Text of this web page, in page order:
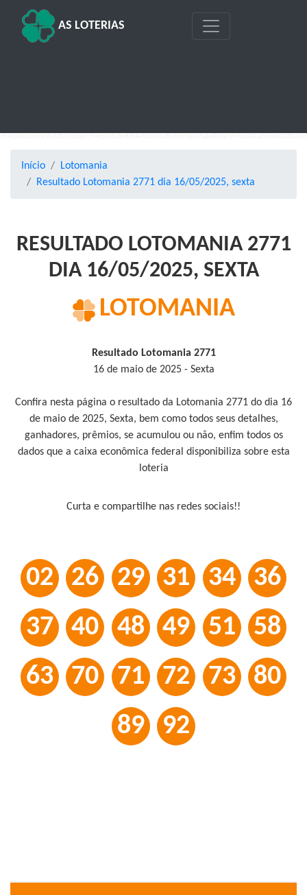
AS LOTERIAS
Início
Lotomania
Resultado Lotomania 2771 dia 16/05/2025, sexta
RESULTADO LOTOMANIA 2771
DIA 16/05/2025, SEXTA
LOTOMANIA
Resultado Lotomania 2771
16 de maio de 2025 - Sexta
Confira nesta página o resultado da Lotomania 2771 do dia 16
de maio de 2025, Sexta, bem como todos seus detalhes,
ganhadores, prêmios, se acumulou ou não, enfim todos os
dados que a caixa econômica federal disponibiliza sobre esta
loteria
Curta e compartilhe nas redes sociais!!
02 26 29 31 34
36
37
40 48 49 51
58
63
70 71 72 73
80
89
92